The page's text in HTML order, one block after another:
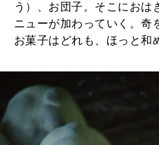
う）、お団子。そこにおは
ニューが加わっていく。奇
お菓子はどれも、ほっと和